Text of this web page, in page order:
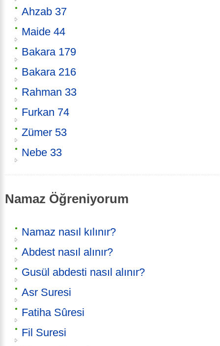
Ahzab 37
Maide 44
Bakara 179
Bakara 216
Rahman 33
Furkan 74
Zümer 53
Nebe 33
Namaz Öğreniyorum
Namaz nasıl kılınır?
Abdest nasıl alınır?
Gusül abdesti nasıl alınır?
Asr Suresi
Fatiha Sûresi
Fil Suresi